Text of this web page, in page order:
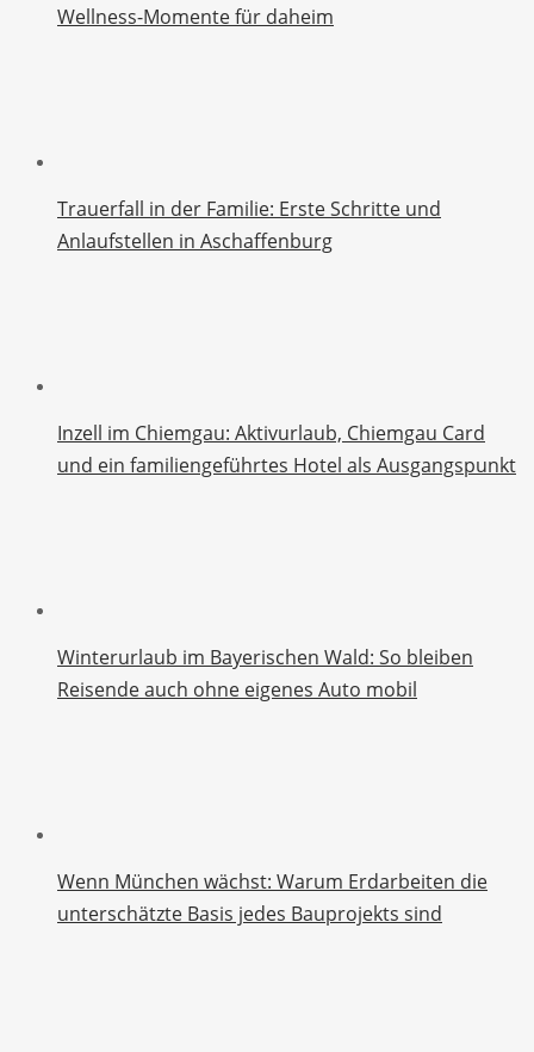
Wellness-Momente für daheim
Trauerfall in der Familie: Erste Schritte und
Anlaufstellen in Aschaffenburg
Inzell im Chiemgau: Aktivurlaub, Chiemgau Card
und ein familiengeführtes Hotel als Ausgangspunkt
Winterurlaub im Bayerischen Wald: So bleiben
Reisende auch ohne eigenes Auto mobil
Wenn München wächst: Warum Erdarbeiten die
unterschätzte Basis jedes Bauprojekts sind